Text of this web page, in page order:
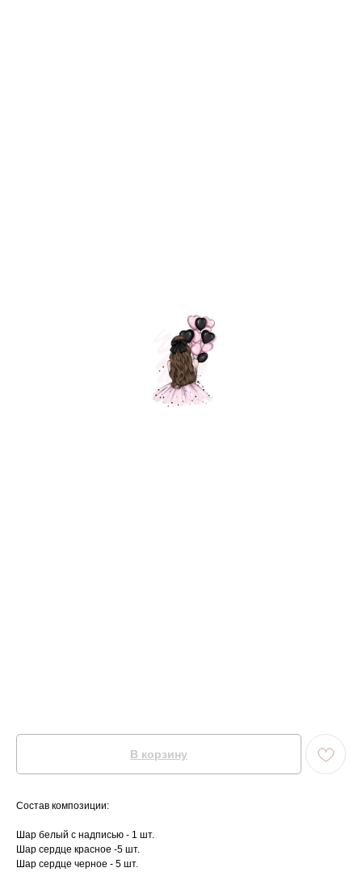
В корзину
Состав композиции:
Шар белый с надписью - 1 шт.
Шар сердце красное -5 шт.
Шар сердце черное - 5 шт.